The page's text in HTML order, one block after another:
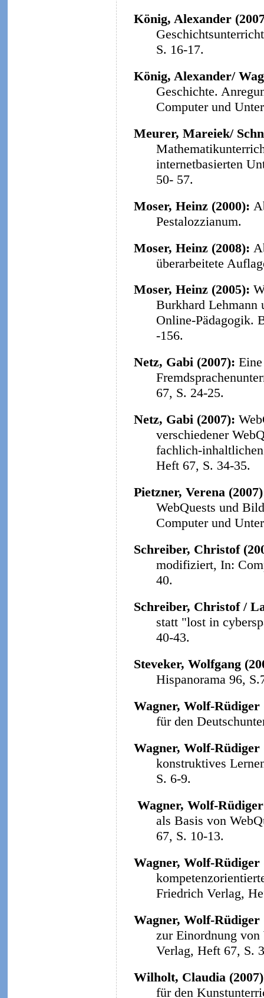
König, Alexander
S. 16-17.
König, Alexander/
Geschichte.
Computer und
Meurer, Mareiek/
internetbasierten
50- 57.
Moser, Heinz (2000):
Pestalozzianum.
Moser, Heinz (2008):
überarbeitete
Moser, Heinz (2005):
Burkhard Lehmann
Online-Pädagogik.
-156.
Netz, Gabi (2007):
67, S. 24-25.
Netz, Gabi (2007):
verschiedener
fachlich-
Heft 67, S. 34-35.
Pietzner, Verena
WebQuests und
Computer und
Schreiber, Christof
modifiziert, In:
40.
Schreiber, Christof /
statt "lost in
40-43.
Steveker, Wolfgang
Hispanorama 96,
Wagner, Wolf-
für den
Wagner, Wolf-Rüdiger
konstruktives
S. 6-9.
Wagner, Wolf-
als Basis von
67, S. 10-13.
Wagner, Wolf-
Friedrich Verlag,
Wagner, Wolf-
zur Einordnung
Verlag, Heft 67, S.
Wilholt, Claudia
für den